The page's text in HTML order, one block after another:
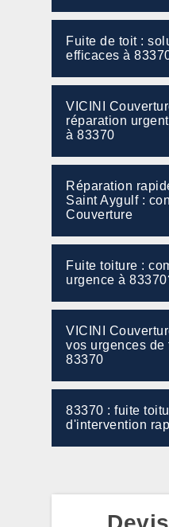
Fuite de toit :
efficaces à
VICINI
réparation
à 83370
Réparation
Saint Aygulf :
Couverture
Fuite toiture :
urgence à
VICINI
vos urgences de
83370
83370 : fuite
d'intervention